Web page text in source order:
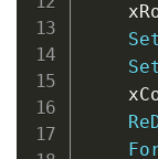
Set
Set